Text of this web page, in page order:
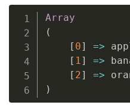
Array
(
[ 0] =>
[ 1] =>
[ 2] =>
)